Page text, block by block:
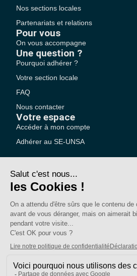
Nos sections locales
Partenariats et relations
Pour vous
On vous accompagne
Une question ?
Pourquoi adhérer ?
Votre section locale
FAQ
Nous contacter
Votre espace
Accéder à mon compte
Adhérer au SE-UNSA
SE-Unsa est un syndicat de l’UNSA